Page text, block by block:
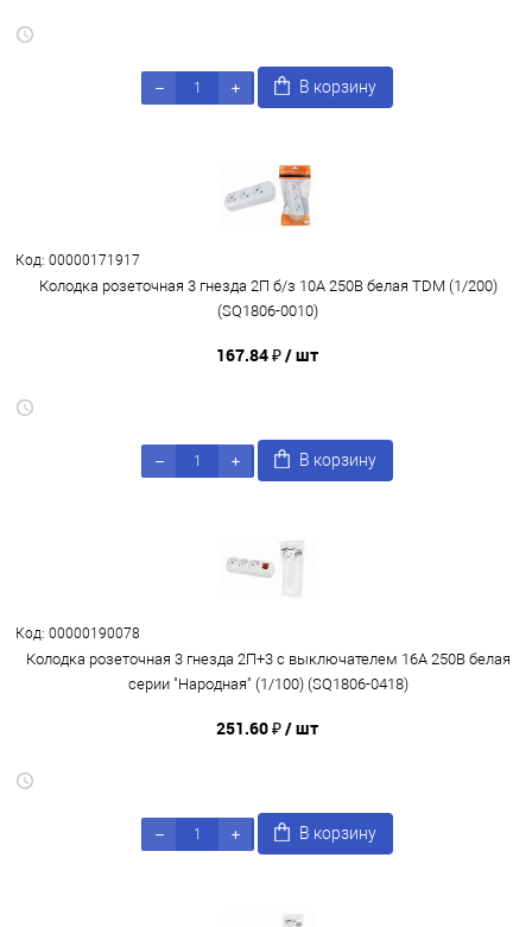
В корзину
Код: 00000171917
Колодка розеточная 3 гнезда 2П б/з 10А 250В белая TDM (1/200)
(SQ1806-0010)
167.84 ₽/ шт
В корзину
Код: 00000190078
Колодка розеточная 3 гнезда 2П+3 c выключателем 16А 250В белая
серии "Народная" (1/100) (SQ1806-0418)
251.60 ₽/ шт
В корзину